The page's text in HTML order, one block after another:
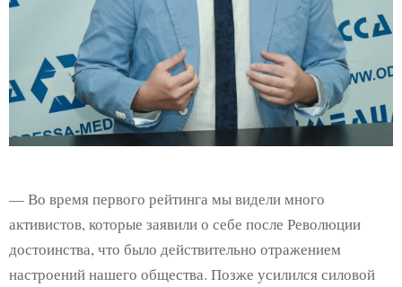
— Во время первого рейтинга мы видели много
активистов, которые заявили о себе после Революции
достоинства, что было действительно отражением
настроений нашего общества. Позже усилился силовой